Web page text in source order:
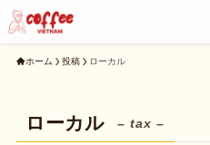
ホーム 投稿 ローカル
ローカル – tax –